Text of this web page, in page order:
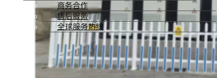
商务合作
售后服务
全球服务热线